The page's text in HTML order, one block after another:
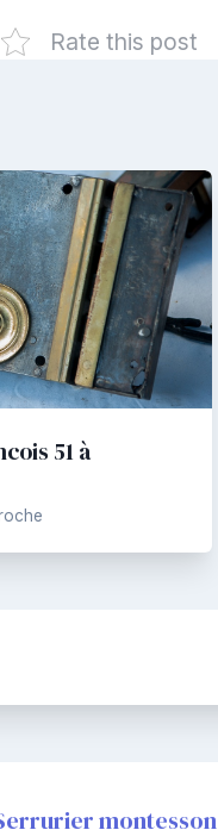
Rate this post
51 à